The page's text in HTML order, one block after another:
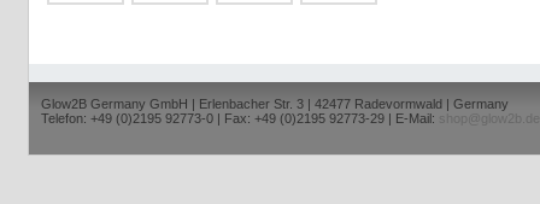
Glow2B Germany GmbH | Erlenbacher Str. 3 | 42477 Radevormwald | Germany
Telefon: +49 (0)2195 92773-0 | Fax: +49 (0)2195 92773-29 | E-Mail:
shop@glow2b.de